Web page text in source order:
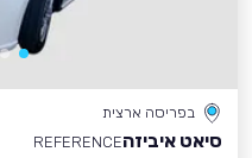
בפריסה ארצית
סיאט איביזהREFERENCE